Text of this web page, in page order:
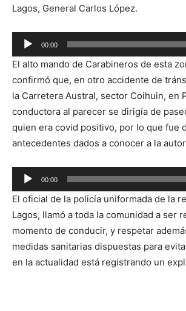
Lagos, General Carlos López.
Reproductor
de
audio
00:00
El alto mando de Carabineros de esta
confirmó que, en otro accidente de
la Carretera Austral, sector Coihuin, en
conductora al parecer se dirigía de
quien era covid positivo, por lo que fue
antecedentes dados a conocer a la
Reproductor
de
audio
00:00
El oficial de la policía uniformada de la
Lagos, llamó a toda la comunidad a ser
momento de conducir, y respetar
medidas sanitarias dispuestas para
en la actualidad está registrando un